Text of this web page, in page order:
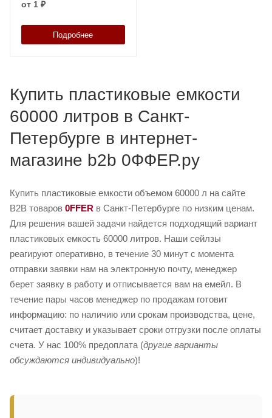
от 1 ₽
Подробнее
Купить пластиковые емкости
60000 литров в Санкт-
Петербурге в интернет-
магазине b2b 0ФФЕР.ру
Купить пластиковые емкости объемом 60000 л на сайте
B2B товаров 0FFER в Санкт-Петербурге по низким ценам.
Для решения вашей задачи найдется подходящий вариант
пластиковых емкость 60000 литров. Наши сейлзы
реагируют оперативно, в течение 30 минут с момента
отправки заявки нам на электронную почту, менеджер
берет заявку в работу и отписывается вам на емейл. В
течение пары часов менеджер по продажам готовит
информацию: по наличию или срокам производства, цене,
считает доставку и указывает сроки отгрузки после оплаты
счета. У нас 100% предоплата (другие варианты
обсуждаются индивидуально)!